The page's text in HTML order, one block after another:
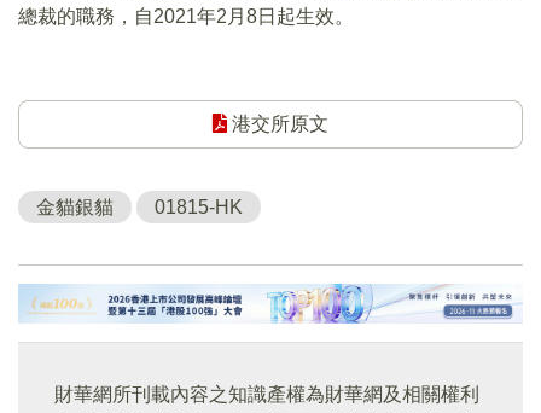
總裁的職務，自2021年2月8日起生效。
港交所原文
金貓銀貓 01815-HK
財華網所刊載內容之知識產權為財華網及相關權利